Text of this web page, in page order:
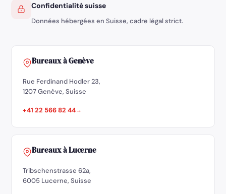
Confidentialité suisse
Données hébergées en Suisse, cadre légal strict.
Bureaux à Genève
Rue Ferdinand Hodler 23,
1207 Genève, Suisse
+41 22 566 82 44
Bureaux à Lucerne
Tribschenstrasse 62a,
6005 Lucerne, Suisse